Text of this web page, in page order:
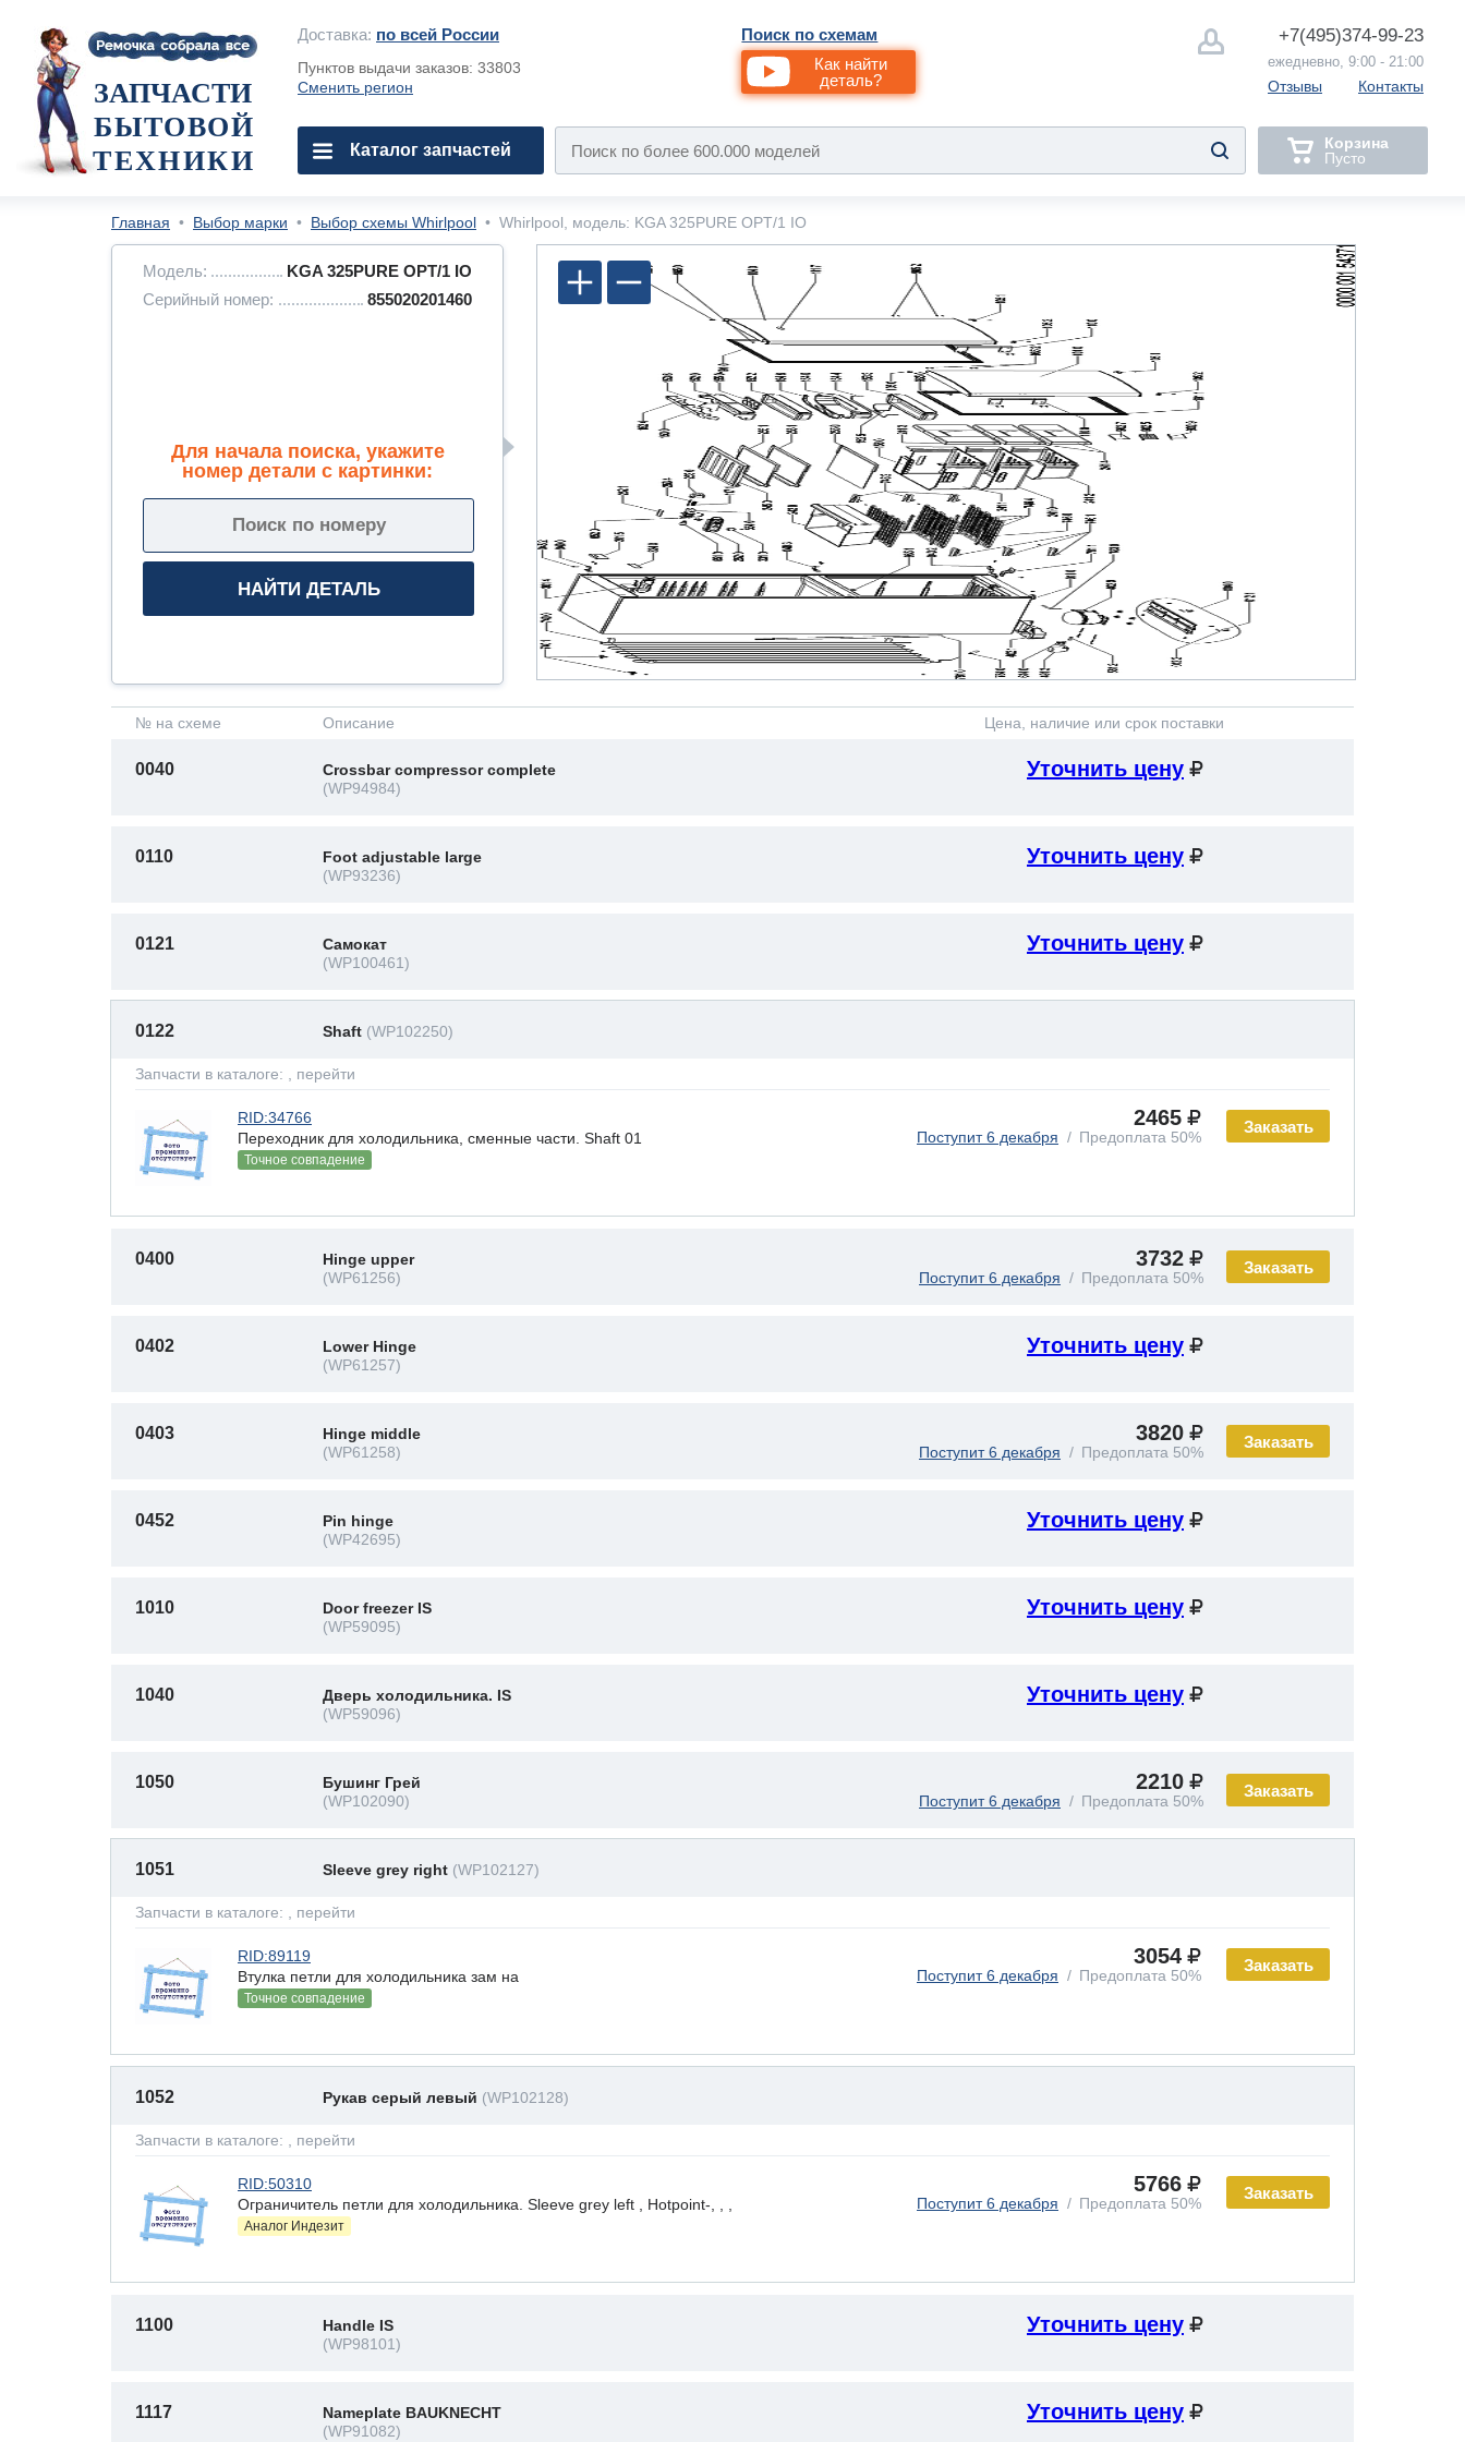
Доставка: по всей России
Пунктов выдачи заказов: 33803
Сменить регион
Поиск по схемам
Как найти
деталь?
+7(495)374-99-23
ежедневно, 9:00 - 21:00
Отзывы Контакты
ЗАПЧАСТИ
БЫТОВОЙ
ТЕХНИКИ
Каталог запчастей
Корзина
Пусто
Главная • Выбор марки • Выбор схемы Whirlpool • Whirlpool, модель: KGA 325PURE OPT/1 IO
Модель:
KGA 325PURE OPT/1 IO
Серийный номер:
855020201460
Для начала поиска, укажите
номер детали с картинки:
№ на схеме Описание Цена, наличие или срок поставки
0040
Crossbar compressor complete
(WP94984)
Уточнить цену
0110
Foot adjustable large
(WP93236)
Уточнить цену
0121
Самокат
(WP100461)
Уточнить цену
0122 Shaft (WP102250)
Запчасти в каталоге: , перейти
Заказать
RID:34766
Переходник для холодильника, сменные части. Shaft 01
Точное совпадение
2465
Поступит 6 декабря Предоплата 50%
Заказать
0400
Hinge upper
(WP61256)
3732
Поступит 6 декабря Предоплата 50%
0402
Lower Hinge
(WP61257)
Уточнить цену
Заказать
0403
Hinge middle
(WP61258)
3820
Поступит 6 декабря Предоплата 50%
0452
Pin hinge
(WP42695)
Уточнить цену
1010
Door freezer IS
(WP59095)
Уточнить цену
1040
Дверь холодильника. IS
(WP59096)
Уточнить цену
Заказать
1050
Бушинг Грей
(WP102090)
2210
Поступит 6 декабря Предоплата 50%
1051 Sleeve grey right (WP102127)
Запчасти в каталоге: , перейти
Заказать
RID:89119
Втулка петли для холодильника зам на
Точное совпадение
3054
Поступит 6 декабря Предоплата 50%
1052 Рукав серый левый (WP102128)
Запчасти в каталоге: , перейти
Заказать
RID:50310
Ограничитель петли для холодильника. Sleeve grey left , Hotpoint-, , ,
Аналог Индезит
5766
Поступит 6 декабря Предоплата 50%
1100
Handle IS
(WP98101)
Уточнить цену
1117
Nameplate BAUKNECHT
(WP91082)
Уточнить цену